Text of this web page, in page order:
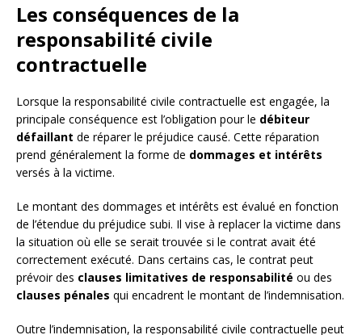
Les conséquences de la
responsabilité civile
contractuelle
Lorsque la responsabilité civile contractuelle est engagée, la
principale conséquence est l’obligation pour le débiteur
défaillant de réparer le préjudice causé. Cette réparation
prend généralement la forme de dommages et intérêts
versés à la victime.
Le montant des dommages et intérêts est évalué en fonction
de l’étendue du préjudice subi. Il vise à replacer la victime dans
la situation où elle se serait trouvée si le contrat avait été
correctement exécuté. Dans certains cas, le contrat peut
prévoir des clauses limitatives de responsabilité ou des
clauses pénales qui encadrent le montant de l’indemnisation.
Outre l’indemnisation, la responsabilité civile contractuelle peut